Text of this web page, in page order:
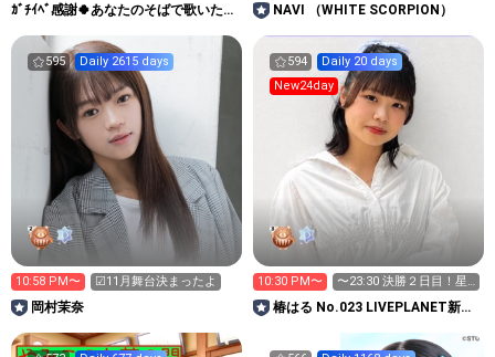
ｶﾞﾁｲﾍﾞ感謝🍀あなたのそばで歌いたい
NAVI （WHITE SCORPION）
595 Daily 2615 days
10:58 PM〜 ☑︎11月舞台決まったよ
岡村茉奈
594
Daily 20 days
New24day
10:30 PM〜
〜23:30 決勝２日目！星
投げこめんと🙇‍♀️
椿はる No.023 LIVEPLANET新ア